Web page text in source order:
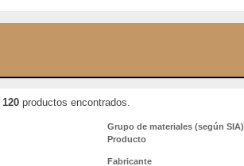
120 productos encontrados.
Grupo de materiales (según SIA)
Producto
Fabricante